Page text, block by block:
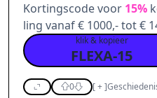
Kortingscode voor 15%
ling vanaf € 1000,- tot €
klik & kopieer
FLEXA-15
0 [+]